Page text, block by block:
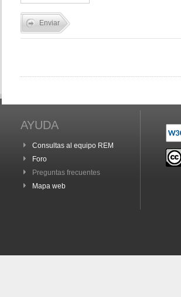
Enviar
AYUDA
Consultas al equipo REM
Foro
Preguntas frecuentes
Mapa web